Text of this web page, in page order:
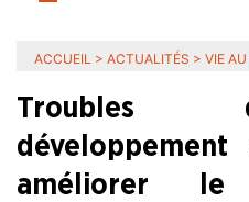
ACCUEIL > ACTUALITÉS > VIE AU
Troubles
améliorer